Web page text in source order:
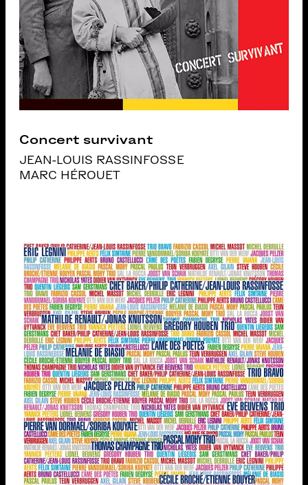
Concert survivant
JEAN-LOUIS RASSINFOSSE
MARC HÉROUET